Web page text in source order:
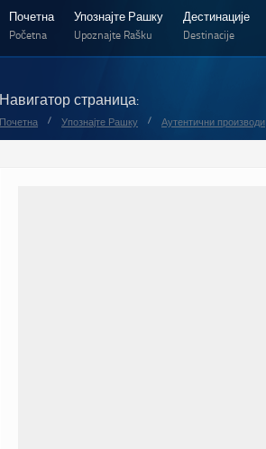
Почетна
Početna
Упознајте Рашку
Upoznajte Rašku
Дестинације
Destinacije
Навигатор страница:
Почетна / Упознајте Рашку / Аутентични производи